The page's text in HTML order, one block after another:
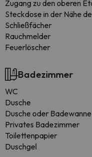
Zugang zu den oberen
Steckdose in der Nähe
Schließfächer
Rauchmelder
Feuerlöscher
Badezimmer
WC
Dusche
Dusche oder Badewanne
Privates Badezimmer
Toilettenpapier
Duschgel